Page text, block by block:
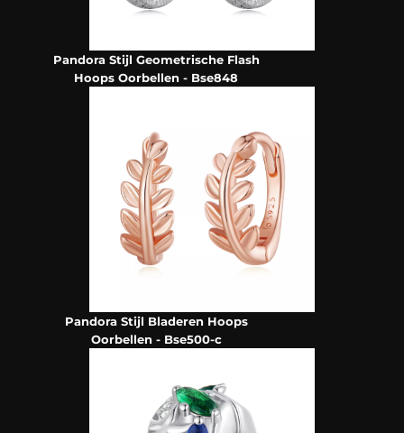
Pandora Stijl Geometrische Flash
Hoops Oorbellen - Bse848
Pandora Stijl Bladeren Hoops
Oorbellen - Bse500-c